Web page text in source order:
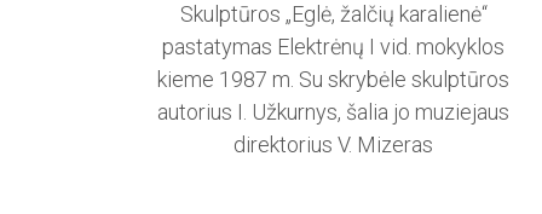
Skulptūros „Eglė, žalčių karalienė“
pastatymas Elektrėnų I vid. mokyklos
kieme 1987 m. Su skrybėle skulptūros
autorius I. Užkurnys, šalia jo muziejaus
direktorius V. Mizeras